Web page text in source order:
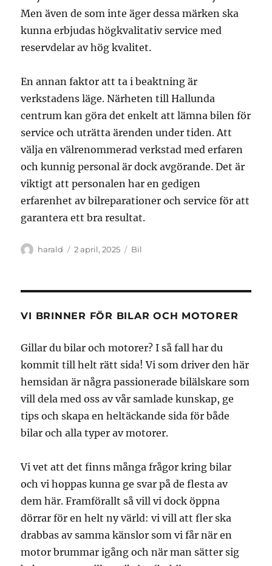
Men även de som inte äger dessa märken ska
kunna erbjudas högkvalitativ service med
reservdelar av hög kvalitet.
En annan faktor att ta i beaktning är
verkstadens läge. Närheten till Hallunda
centrum kan göra det enkelt att lämna bilen för
service och uträtta ärenden under tiden. Att
välja en välrenommerad verkstad med erfaren
och kunnig personal är dock avgörande. Det är
viktigt att personalen har en gedigen
erfarenhet av bilreparationer och service för att
garantera ett bra resultat.
Författare
harald
Publicerat
2 april, 2025 Kategorier
Bil
VI BRINNER FÖR BILAR OCH MOTORER
Gillar du bilar och motorer? I så fall har du
kommit till helt rätt sida! Vi som driver den här
hemsidan är några passionerade bilälskare som
vill dela med oss av vår samlade kunskap, ge
tips och skapa en heltäckande sida för både
bilar och alla typer av motorer.
Vi vet att det finns många frågor kring bilar
och vi hoppas kunna ge svar på de flesta av
dem här. Framförallt så vill vi dock öppna
dörrar för en helt ny värld: vi vill att fler ska
drabbas av samma känslor som vi får när en
motor brummar igång och när man sätter sig